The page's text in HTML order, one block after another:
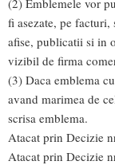
fi asezate, pe
afise, publicatii si in
vizibil de firma
(3) Daca emblema
avand marimea de
scrisa emblema.
Atacat prin Decizie
Atacat prin Decizie